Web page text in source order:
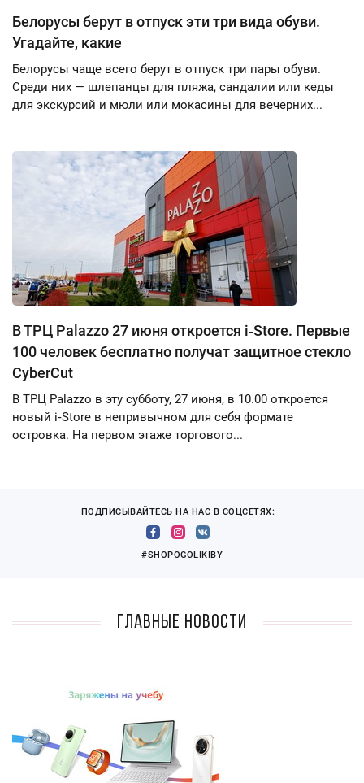
Белорусы берут в отпуск эти три вида обуви.
Угадайте, какие
Белорусы чаще всего берут в отпуск три пары обуви.
Среди них — шлепанцы для пляжа, сандалии или кеды
для экскурсий и мюли или мокасины для вечерних...
В ТРЦ Palazzo 27 июня откроется i‑Store. Первые
100 человек бесплатно получат защитное стекло
CyberCut
В ТРЦ Palazzo в эту субботу, 27 июня, в 10.00 откроется
новый i‑Store в непривычном для себя формате
островка. На первом этаже торгового...
ПОДПИСЫВАЙТЕСЬ НА НАС В СОЦСЕТЯХ:
#SHOPOGOLIKIBY
Главные новости